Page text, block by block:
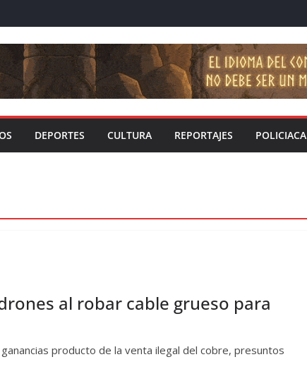
DEPORTES CULTURA REPORTAJES POLICIACA
al robar cable grueso para
producto de la venta ilegal del cobre, presuntos